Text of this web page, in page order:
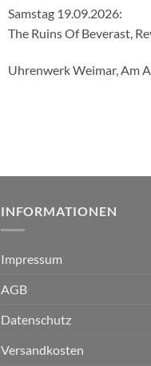
Samstag 19.09.2026:
The Ruins Of Beverast,
Uhrenwerk Weimar, Am
INFORMATIONEN
Impressum
AGB
Datenschutz
Versandkosten